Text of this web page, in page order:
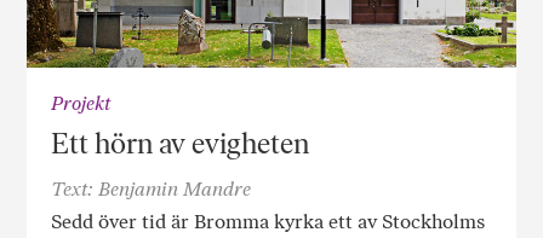
Projekt
Ett hörn av evigheten
Text: Benjamin Mandre
Sedd över tid är Bromma kyrka ett av Stockholms